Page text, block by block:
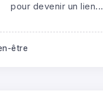
pour devenir un lien...
être